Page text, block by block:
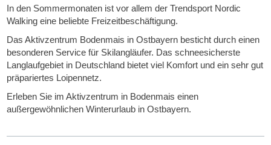
In den Sommermonaten ist vor allem der Trendsport Nordic
Walking eine beliebte Freizeitbeschäftigung.
Das Aktivzentrum Bodenmais in Ostbayern besticht durch einen
besonderen Service für Skilangläufer. Das schneesicherste
Langlaufgebiet in Deutschland bietet viel Komfort und ein sehr gut
präpariertes Loipennetz.
Erleben Sie im Aktivzentrum in Bodenmais einen
außergewöhnlichen Winterurlaub in Ostbayern.